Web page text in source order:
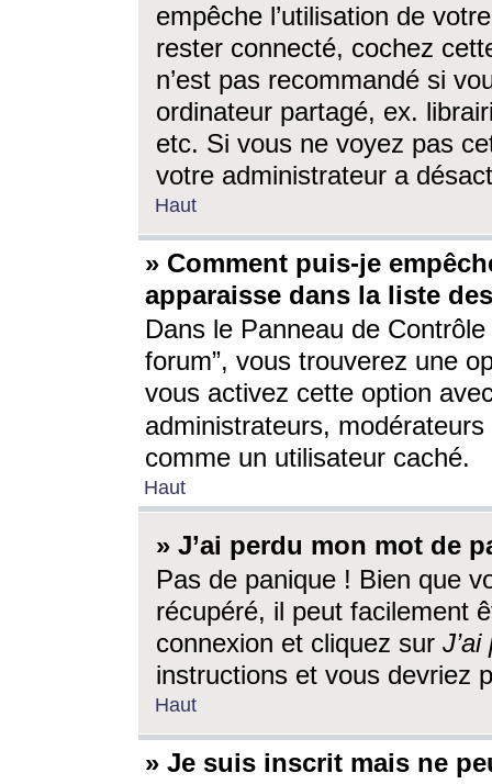
empêche l’utilisation de
rester connecté, cochez
n’est pas recommandé si
ordinateur partagé, ex.
etc. Si vous ne voyez pas
votre administrateur a
Haut
» Comment puis-je
apparaisse dans la liste
Dans le Panneau de
forum”, vous trouverez une
vous activez cette option
administrateurs,
comme un utilisateur caché.
Haut
» J’ai perdu mon mot de
Pas de panique ! Bien que
récupéré, il peut facilement
connexion et cliquez sur
instructions et vous devriez
Haut
» Je suis inscrit mais ne